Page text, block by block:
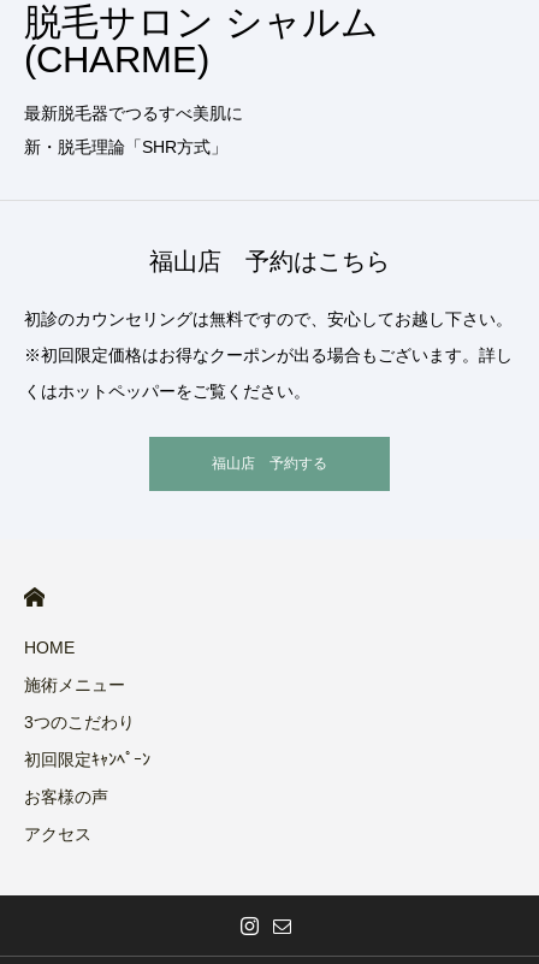
脱毛サロン シャルム
(CHARME)
最新脱毛器でつるすべ美肌に
新・脱毛理論「SHR方式」
福山店 予約はこちら
初診のカウンセリングは無料ですので、安心してお越し下さい。
※初回限定価格はお得なクーポンが出る場合もございます。詳し
くはホットペッパーをご覧ください。
福山店 予約する
HOME
施術メニュー
3つのこだわり
初回限定ｷｬﾝﾍﾟｰﾝ
お客様の声
アクセス